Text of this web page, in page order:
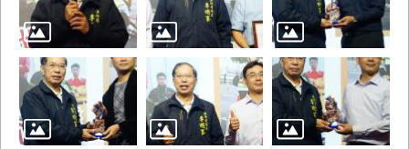
臺
南
市
政
府
消
防